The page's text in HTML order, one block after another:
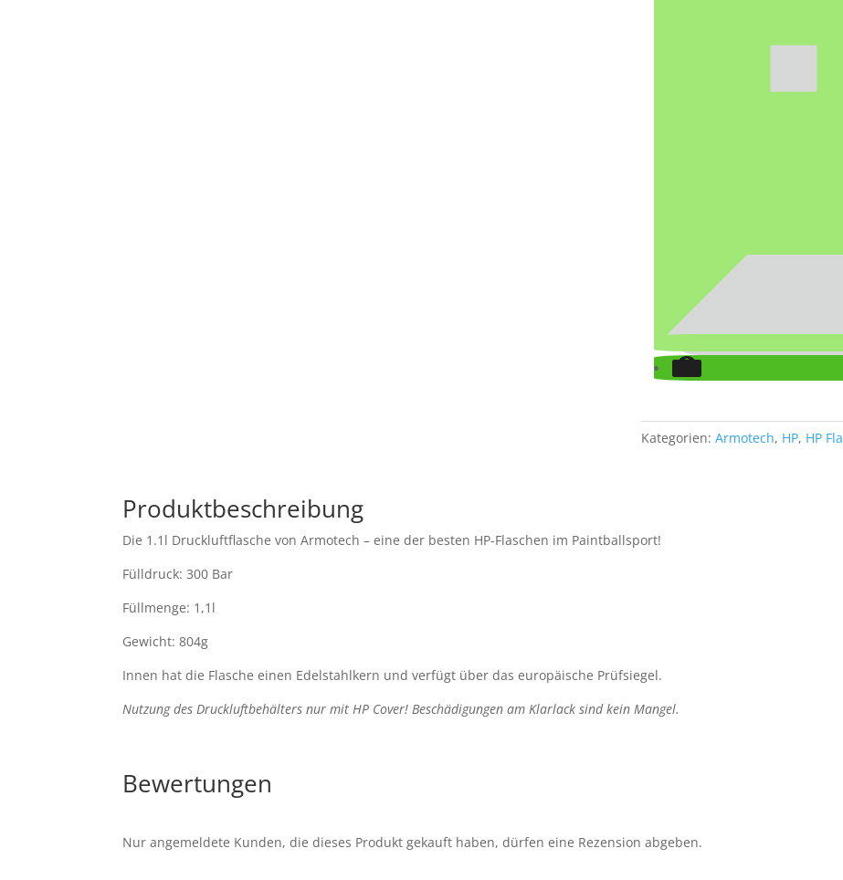
Kategorien: Armotech, HP, HP
Produktbeschreibung
Die 1.1l Druckluftflasche von Armotech – eine der besten HP-Flaschen im Paintballsport!
Fülldruck: 300 Bar
Füllmenge: 1,1l
Gewicht: 804g
Innen hat die Flasche einen Edelstahlkern und verfügt über das europäische Prüfsiegel.
Nutzung des Druckluftbehälters nur mitHP Cover! Beschädigungen am Klarlack sind kein Mangel.
Bewertungen
Nur angemeldete Kunden, die dieses Produkt gekauft haben, dürfen eine Rezension abgeben.